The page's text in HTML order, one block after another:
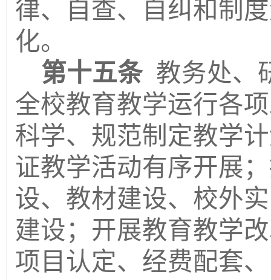
律、自查、自纠和制
化。
第十五条 教务处、
全校教育教学运行各
科学、规范制定教学
证教学活动有序开展
设、教材建设、校外
建设；开展教育教学
项目认定、经费配套